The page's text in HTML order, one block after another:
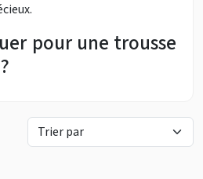
pour une trousse